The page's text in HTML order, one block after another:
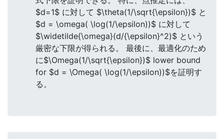
$d=1$ に対して $\theta(1/\sqrt{\epsilon})$ と
$d = \omega( \log(1/\epsilon))$ に対して
$\widetilde{\omega}(d/{\epsilon}^2)$ という
厳密な下限が得られる。 最後に、最適化のため
に$\Omega(1/\sqrt{\epsilon})$ lower bound
for $d = \Omega( \log(1/\epsilon))$を証明す
る。